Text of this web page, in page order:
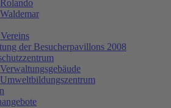
Rolando
Waldemar
der Besucherpavillons 2008
Verwaltungsgebäude
Umweltbildungszentrum